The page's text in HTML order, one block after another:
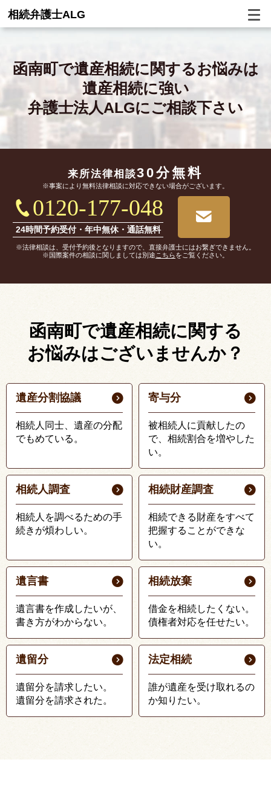
相続弁護士ALG
函南町で遺産相続に関するお悩みは
遺産相続に強い
弁護士法人ALGにご相談下さい
来所法律相談30分無料
※事案により無料法律相談に対応できない場合がございます。
0120-177-048
24時間予約受付・年中無休・通話無料
※法律相談は、受付予約後となりますので、直接弁護士にはお繋ぎできません。
※国際案件の相談に関しましては別途 こちらをご覧ください。
函南町で遺産相続に関する
お悩みはございませんか？
遺産分割協議
相続人同士、遺産の分配
でもめている。
寄与分
被相続人に貢献したの
で、相続割合を増やした
い。
相続人調査
相続人を調べるための手
続きが煩わしい。
相続財産調査
相続できる財産をすべて
把握することができな
い。
遺言書
遺言書を作成したいが、
書き方がわからない。
相続放棄
借金を相続したくない。
債権者対応を任せたい。
遺留分
遺留分を請求したい。
遺留分を請求された。
法定相続
誰が遺産を受け取れるの
か知りたい。